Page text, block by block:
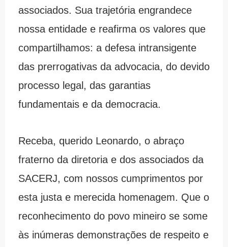
associados. Sua trajetória engrandece
nossa entidade e reafirma os valores que
compartilhamos: a defesa intransigente
das prerrogativas da advocacia, do devido
processo legal, das garantias
fundamentais e da democracia.
Receba, querido Leonardo, o abraço
fraterno da diretoria e dos associados da
SACERJ, com nossos cumprimentos por
esta justa e merecida homenagem. Que o
reconhecimento do povo mineiro se some
às inúmeras demonstrações de respeito e